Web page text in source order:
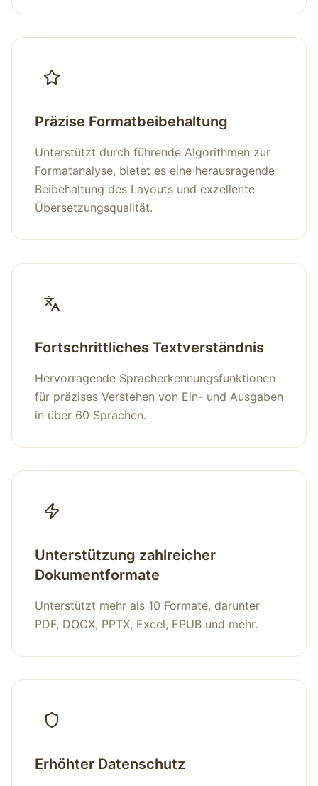
Präzise Formatbeibehaltung
Unterstützt durch führende Algorithmen zur
Formatanalyse, bietet es eine herausragende
Beibehaltung des Layouts und exzellente
Übersetzungsqualität.
Fortschrittliches Textverständnis
Hervorragende Spracherkennungsfunktionen
für präzises Verstehen von Ein- und Ausgaben
in über 60 Sprachen.
Unterstützung zahlreicher
Dokumentformate
Unterstützt mehr als 10 Formate, darunter
PDF, DOCX, PPTX, Excel, EPUB und mehr.
Erhöhter Datenschutz